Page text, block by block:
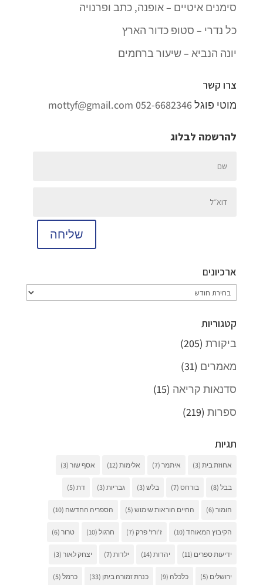
סימנים איטיים – אופנה, כתב ופרנויה
כל נדרי – סטופ כדור הארץ
יונה הנביא – שיעור ברחמים
צרו קשר
מוטי פוגל052-6682346
mottyf@gmail.com
להרשמה לבלוג
שליחה
ארכיונים
ארכיונים
קטגוריות
ביקורת(205)
מאמרים (31)
סדנאות קריאה (15)
ספרות(219)
תגיות
אחוזת בית(3) איתמר(7) אלימות(12) אסף שור(3)
בבל(8) בורחס(7) בלש(3) גבריות(3) דת(5)
הומור(6) החיים הוראות שימוש(5) הספריה החדשה (10)
הקיבוץ המאוחד(10) ז'ורז' פרק(7) חרגול(10) טרור(6)
ידיעות ספרים (11) יהדות(14) ילדות(7) יצחק לאור(3)
ירושלים (5) כלכלה (9) כנרת זמורה ביתן (33) כרמל(5)